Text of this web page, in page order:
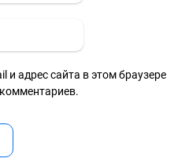
и адрес сайта в этом браузере